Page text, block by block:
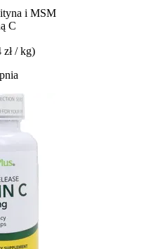
i MSM
C
zł / kg)